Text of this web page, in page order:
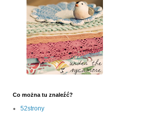
Co można tu znaleźć?
52strony